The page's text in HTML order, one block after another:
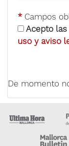
* Campos
Acepto las
uso y aviso
De momento